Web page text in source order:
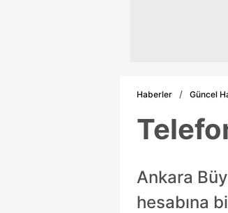
Haberler Güncel
Ankara
hesabına